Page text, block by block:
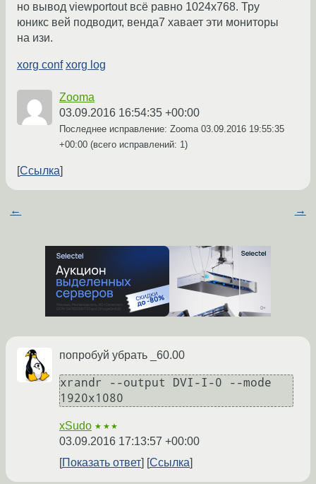
но вывод viewportout всё равно 1024x768. Тру
юникс вей подводит, венда7 хавает эти мониторы
на изи.
xorg conf xorg log
Zooma
03.09.2016 16:54:35 +00:00
Последнее исправление: Zooma 03.09.2016 19:55:35
+00:00 (всего исправлений: 1)
Ссылка
← →
попробуй убрать _60.00
xrandr --output DVI-I-0 --mode
1920x1080
xSudo ★★★
03.09.2016 17:13:57 +00:00
Показать ответ
Ссылка